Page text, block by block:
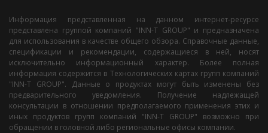
Информация представленная на данном интернет-ресурсе
представлена группой компаний "INN-T GROUP" и предназначена
для использования в качестве общего обзора. Справочные данные,
спецификации и рекомендации, содержащиеся в ней, носят
исключительно информационный характер. Более полная
информация содержится в Технологических картах групп компаний
"INN-T GROUP". Данные о продуктах могут быть изменены без
предварительного уведомления. Получение надлежащей
консультации в отношении предполагаемого применения этих и
иных продуктов групп компаний "INN-T GROUP" возможно при
обращении в головной либо региональные офисы компании.